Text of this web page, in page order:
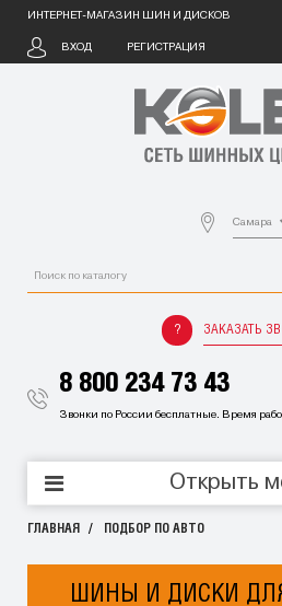
ИНТЕРНЕТ-МАГАЗИН ШИН И ДИСКОВ
ВХОД РЕГИСТРАЦИЯ
Самара
ЗАКАЗАТЬ
8 800 234 73 43
Звонки по России бесплатные. Время
Открыть
ГЛАВНАЯ ПОДБОР ПО АВТО
ШИНЫ И ДИСКИ ДЛЯ